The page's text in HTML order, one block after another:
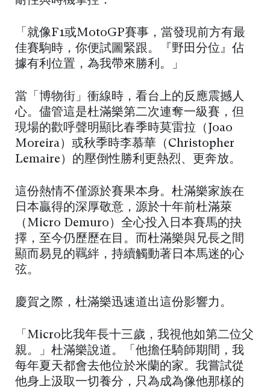
「就像F1或MotoGP賽事，當發現前方有最
佳賽駒時，你便試圖緊跟。『野田分位』佔
據有利位置，為我帶來勝利。」
當「博物街」衝線時，看台上的反應震撼人
心。儘管這是杜滿樂第二次連奪一級賽，但
現場的歡呼聲明顯比春季時莫雷拉（Joao
Moreira）或秋季時李慕華（Christopher
Lemaire）的壓倒性勝利更熱烈、更奔放。
這份熱情不僅源於賽果本身。杜滿樂家族在
日本贏得的深厚敬意，源於十年前杜滿萊
（Micro Demuro）全心投入日本賽馬的抉
擇，至今仍歷歷在目。而杜滿樂與兄長之間
顯而易見的羈絆，持續觸動著日本馬迷的心
弦。
慶賀之際，杜滿樂迅速道出這份影響力。
「Micro比我年長十三歲，我視他如第二位父
親。」杜滿樂說道。「他擔任騎師期間，我
每年夏天都會去他位於米蘭的家。我嘗試從
他身上汲取一切養分，只為成為像他那樣的